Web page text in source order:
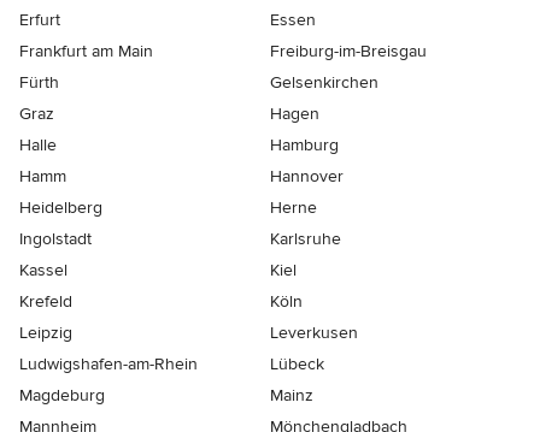
Erfurt
Essen
Frankfurt am Main
Freiburg-im-Breisgau
Fürth
Gelsenkirchen
Graz
Hagen
Halle
Hamburg
Hamm
Hannover
Heidelberg
Herne
Ingolstadt
Karlsruhe
Kassel
Kiel
Krefeld
Köln
Leipzig
Leverkusen
Ludwigshafen-am-Rhein
Lübeck
Magdeburg
Mainz
Mannheim
Mönchen­gladbach